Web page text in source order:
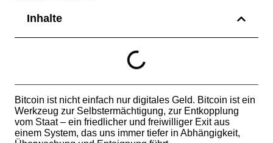
Inhalte
Bitcoin ist nicht einfach nur digitales Geld. Bitcoin ist ein
Werkzeug zur Selbstermächtigung, zur Entkopplung
vom Staat – ein friedlicher und freiwilliger Exit aus
einem System, das uns immer tiefer in Abhängigkeit,